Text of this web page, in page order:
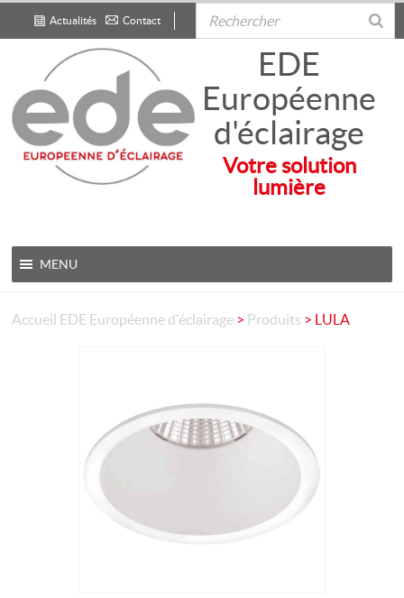
Contact
Actualités
EDE
Européenne
d'éclairage
Votre solution
lumière
MENU
Accueil EDE Européenne d'éclairage > Produits > LULA